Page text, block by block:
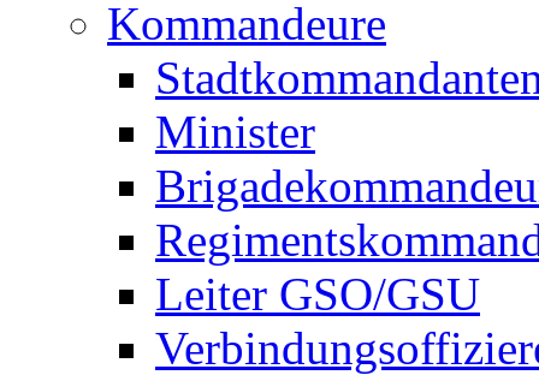
Kommandeure
Minister
Leiter GSO/GSU